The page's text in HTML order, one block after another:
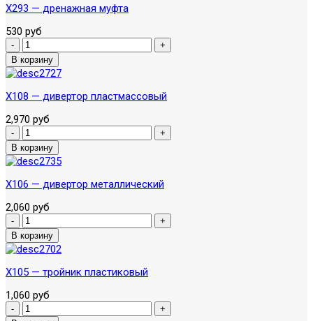
X293 — дренажная муфта
530 руб
X108 — дивертор пластмассовый
2,970 руб
X106 — дивертор металлический
2,060 руб
X105 — тройник пластиковый
1,060 руб